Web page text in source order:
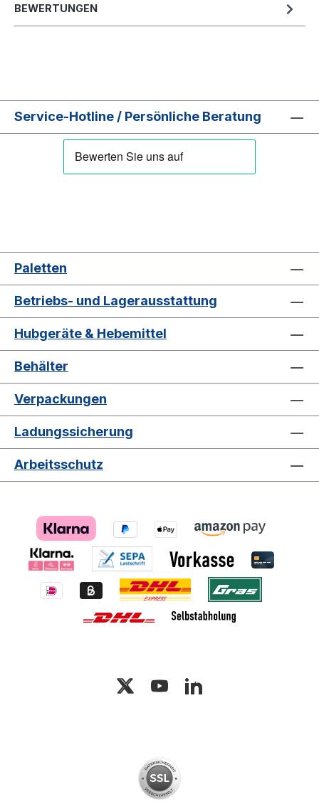
BEWERTUNGEN
Service-Hotline / Persönliche Beratung
Paletten
Betriebs- und Lagerausstattung
Hubgeräte & Hebemittel
Behälter
Verpackungen
Ladungssicherung
Arbeitsschutz